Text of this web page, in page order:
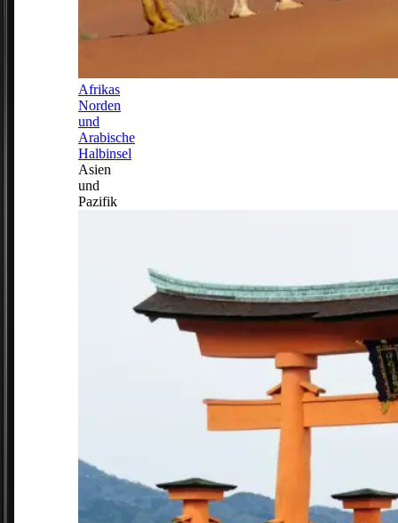
Afrikas
Norden
und
Arabische
Halbinsel
Asien
und
Pazifik